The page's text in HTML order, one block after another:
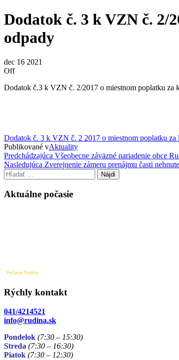
Dodatok č. 3 k VZN č. 2/
odpady
dec 16 2021
Off
Dodatok č.3 k VZN č. 2/2017 o miestnom poplatku za
Dodatok č. 3 k VZN č. 2 2017 o miestnom poplatku za
Publikované vAktuality
Navigácia
v
článku
Predchádzajúci
príspevok
Predchádzajúca Všeobecne záväzné nariadenie obce
Nasledujúci
príspevok
Nasledujúca Zverejnenie zámeru prenájmu časti
Hľadať:
Aktuálne počasie
Počasie Rudina
Rýchly kontakt
041/4214521
info@rudina.sk
Pondelok (7:30 – 15:30)
Streda (7:30 – 16:30)
Piatok (7:30 – 12:30)